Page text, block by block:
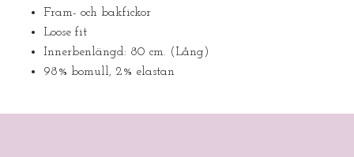
Fram- och bakfickor
Loose fit
Innerbenlängd: 80 cm. (Lång)
98% bomull, 2% elastan